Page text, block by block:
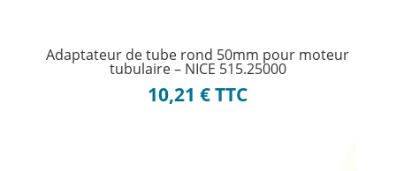
Adaptateur de tube rond 50mm pour moteur
tubulaire – NICE 515.25000
10,21€TTC